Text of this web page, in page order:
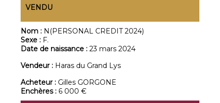
VENDU
Nom : N(PERSONAL CREDIT 2024)
Sexe : F.
Date de naissance :23 mars 2024
Vendeur : Haras du Grand Lys
Acheteur : Gilles GORGONE
Enchères : 6 000 €